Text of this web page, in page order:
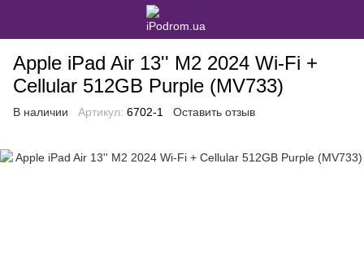
Apple iPad Air 13'' M2 2024 Wi-Fi +
Cellular 512GB Purple (MV733)
В наличии Артикул: 6702-1 Оставить отзыв